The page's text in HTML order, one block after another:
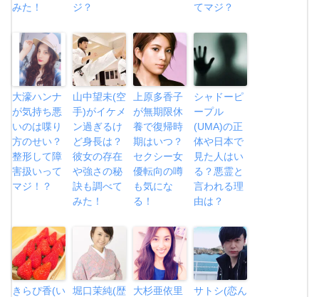
みた！
ジ？
てマジ？
大濠ハンナ
が気持ち悪
いのは喋り
方のせい？
整形して障
害扱いって
マジ！？
山中望未(空
手)がイケメ
ン過ぎるけ
ど身長は？
彼女の存在
や強さの秘
訣も調べて
みた！
上原多香子
が無期限休
養で復帰時
期はいつ？
セクシー女
優転向の噂
も気にな
る！
シャドーピ
ープル
(UMA)の正
体や日本で
見た人はい
る？悪霊と
言われる理
由は？
きらぴ香(い
堀口茉純(歴
大杉亜依里
サトシ(恋ん